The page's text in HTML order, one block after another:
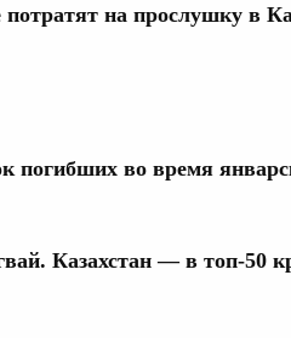
на прослушку в
погибших во время
Казахстан — в топ-50